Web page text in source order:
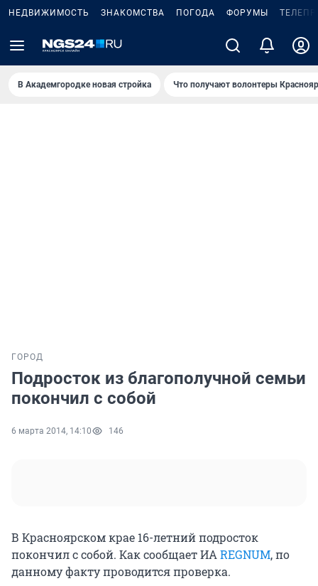
НЕДВИЖИМОСТЬ ЗНАКОМСТВА ПОГОДА ФОРУМЫ
В Академгородке новая стройка Что получают волонтеры
ГОРОД
Подросток из благополучной семьи
покончил с собой
6 марта 2014, 14:10 146
В Красноярском крае 16-летний подросток
покончил с собой. Как сообщает ИА REGNUM, по
данному факту проводится проверка.